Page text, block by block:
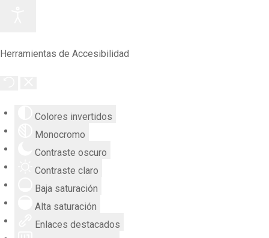
Herramientas de Accesibilidad
Colores invertidos
Monocromo
Contraste oscuro
Contraste claro
Baja saturación
Alta saturación
Enlaces destacados